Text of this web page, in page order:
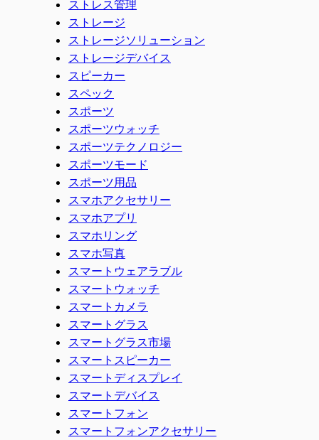
ストレス管理
ストレージ
ストレージソリューション
ストレージデバイス
スピーカー
スペック
スポーツ
スポーツウォッチ
スポーツテクノロジー
スポーツモード
スポーツ用品
スマホアクセサリー
スマホアプリ
スマホリング
スマホ写真
スマートウェアラブル
スマートウォッチ
スマートカメラ
スマートグラス
スマートグラス市場
スマートスピーカー
スマートディスプレイ
スマートデバイス
スマートフォン
スマートフォンアクセサリー